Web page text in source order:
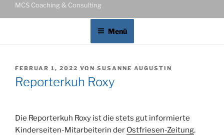
MCS Coaching & Consulting
Menü
VERÖFFENTLICHT
AM
FEBRUAR 1, 2022 VON SUSANNE AUGUSTIN
Reporterkuh Roxy
Die Reporterkuh Roxy ist die stets gut informierte
Kinderseiten-Mitarbeiterin der Ostfriesen-Zeitung.